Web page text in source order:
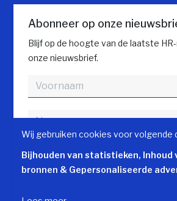
Abonneer op onze
Blijf op de hoogte van de laatste
onze nieuwsbrief.
Klantendienst
Contacteer klantendienst
Volg HR gids
Wij gebruiken cookies voor volgende
Bijhouden van statistieken, Inhoud
bronnen & Gepersonaliseerde